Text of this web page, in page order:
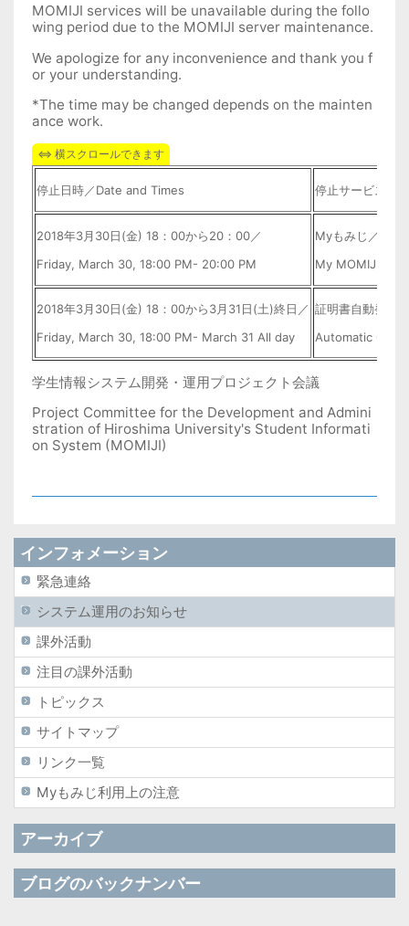
MOMIJI services will be unavailable during the follo
wing period due to the MOMIJI server maintenance.
We apologize for any inconvenience and thank you f
or your understanding.
*The time may be changed depends on the mainten
ance work.
停止日時／Date and Times 停止サービス／
2018年3月30日(金) 18：00から20：00／
Friday, March 30, 18:00 PM- 20:00 PM
Myもみじ／
My MOMIJI
2018年3月30日(金) 18：00から3月31日(土)終日／
Friday, March 30, 18:00 PM- March 31 All day
証明書自動発行
Automatic
学生情報システム開発・運用プロジェクト会議
Project Committee for the Development and Admini
stration of Hiroshima University's Student Informati
on System (MOMIJI)
インフォメーション
緊急連絡
システム運用のお知らせ
課外活動
注目の課外活動
トピックス
サイトマップ
リンク一覧
Myもみじ利用上の注意
アーカイブ
ブログのバックナンバー